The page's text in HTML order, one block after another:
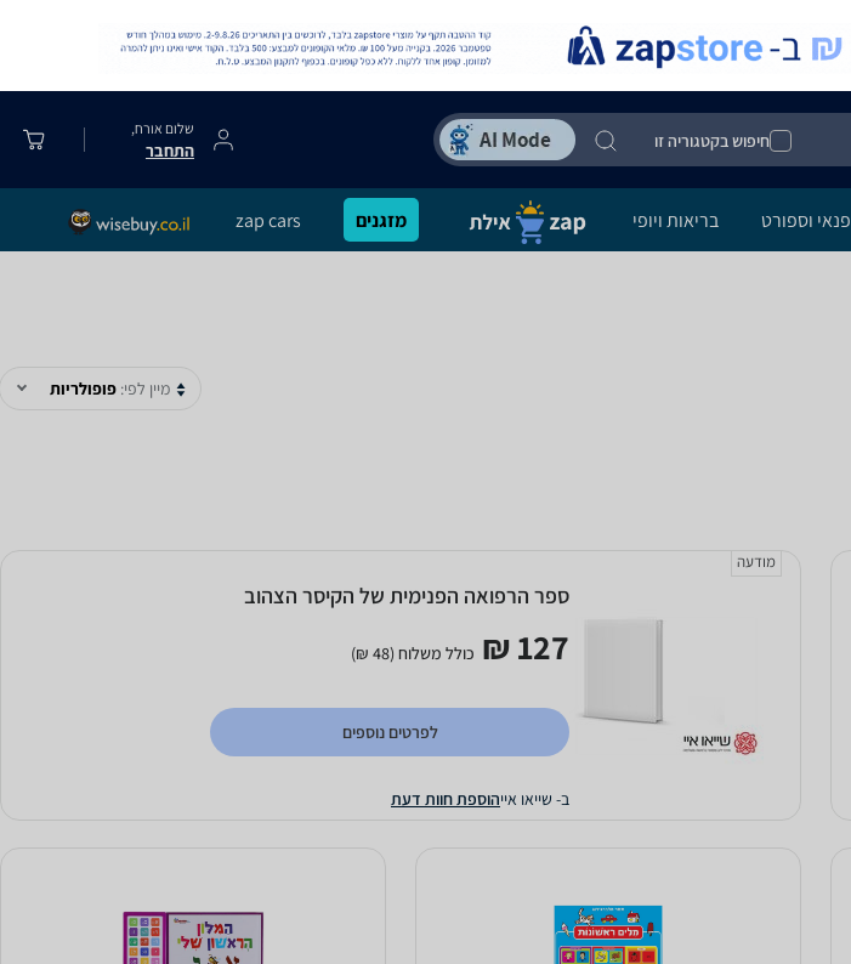
חיפוש בקטגוריה זו
שלום אורח,
התחבר
פנאי וספורט בריאות ויופי מזגנים zap cars
מיין לפי: פופולריות
מודעה
ספר הרפואה הפנימית של הקיסר הצהוב
127 ₪ כולל משלוח (48 ₪)
לפרטים נוספים
ב- שייאו אייהוספת חוות דעת